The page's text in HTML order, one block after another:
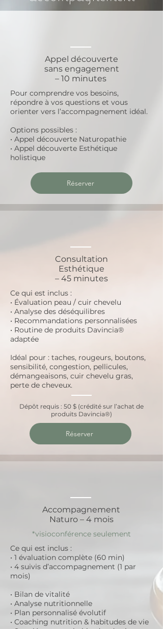
Appel découverte
sans engagement
– 10 minutes
Pour comprendre vos besoins,
répondre à vos questions et vous
orienter vers l’accompagnement idéal.
Options possibles :
• Appel découverte Naturopathie
• Appel découverte Esthétique
holistique
Réserver
Consultation
Esthétique
– 45 minutes
Ce qui est inclus :
• Évaluation peau / cuir chevelu
• Analyse des déséquilibres
• Recommandations personnalisées
• Routine de produits Davincia®
adaptée
​Idéal pour : taches, rougeurs, boutons,
sensibilité, congestion, pellicules,
démangeaisons, cuir chevelu gras,
perte de cheveux.
Dépôt requis : 50 $ (crédité sur l’achat de
produits Davincia®)
Réserver
Accompagnement
Naturo – 4 mois
*visioconférence seulement
Ce qui est inclus :
• 1 évaluation complète (60 min)
• 4 suivis d’accompagnement (1 par
mois)
• Bilan de vitalité
• Analyse nutritionnelle
• Plan personnalisé évolutif
• Coaching nutrition & habitudes de vie